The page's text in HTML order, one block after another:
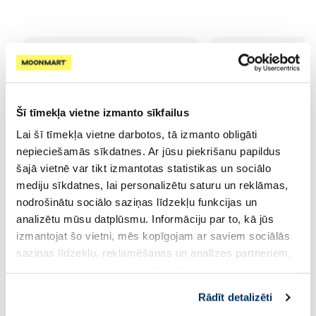
Šī tīmekļa vietne izmanto sīkfailus
Lai šī tīmekļa vietne darbotos, tā izmanto obligāti
nepieciešamās sīkdatnes. Ar jūsu piekrišanu papildus
šajā vietnē var tikt izmantotas statistikas un sociālo
mediju sīkdatnes, lai personalizētu saturu un reklāmas,
nodrošinātu sociālo saziņas līdzekļu funkcijas un
analizētu mūsu datplūsmu. Informāciju par to, kā jūs
izmantojat šo vietni, mēs kopīgojam ar saviem sociālās
saziņas līdzekļu, reklamēšanas un analīzes partneriem,
pakalpojumus. Ja piekrītat šo papildu sīkdatņu
Rādīt detalizēti